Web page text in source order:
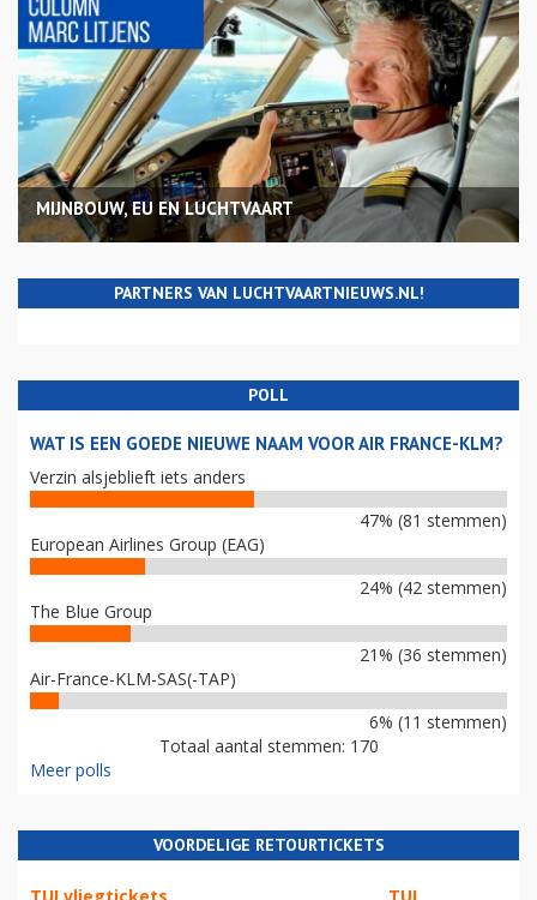
MIJNBOUW, EU EN LUCHTVAART
PARTNERS VAN LUCHTVAARTNIEUWS.NL!
POLL
WAT IS EEN GOEDE NIEUWE NAAM VOOR AIR FRANCE-KLM?
Verzin alsjeblieft iets anders
47% (81 stemmen)
European Airlines Group (EAG)
24% (42 stemmen)
The Blue Group
21% (36 stemmen)
Air-France-KLM-SAS(-TAP)
6% (11 stemmen)
Totaal aantal stemmen: 170
Meer polls
VOORDELIGE RETOURTICKETS